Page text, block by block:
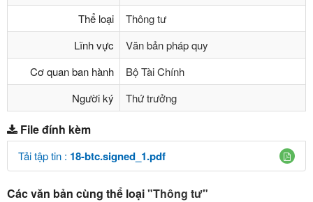
Thể loại
Thông tư
Lĩnh vực
Văn bản pháp quy
Cơ quan ban hành
Bộ Tài Chính
Người ký
Thứ trưởng
File đính kèm
Tải tập tin : 18-btc.signed_1.pdf
Các văn bản cùng thể loại"Thông tư"